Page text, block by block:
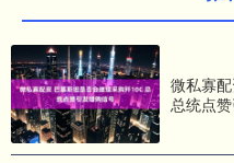
微私寡
总统点